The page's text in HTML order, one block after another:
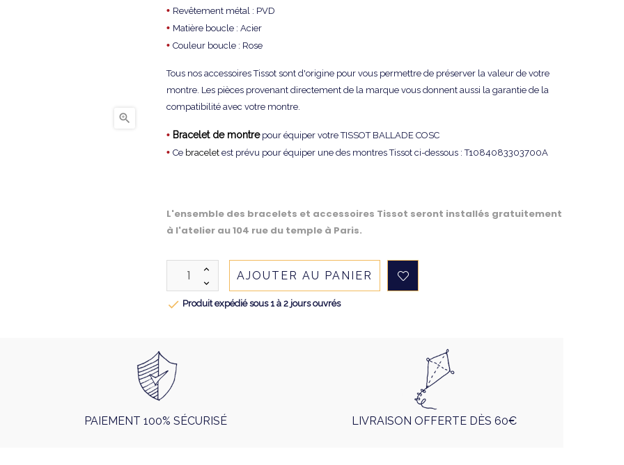

• Revêtement métal : PVD
• Matière boucle : Acier
• Couleur boucle : Rose
Tous nos accessoires Tissot sont d'origine pour vous permettre de préserver la valeur de votre
montre. Les pièces provenant directement de la marque vous donnent aussi la garantie de la
compatibilité avec votre montre.
• Bracelet de montrepour équiper votre TISSOT BALLADE COSC
• Ce bracelet est prévu pour équiper une des montres Tissot ci-dessous : T1084083303700A
L'ensemble des bracelets et accessoires Tissot seront installés gratuitement
à l'atelier au 104 rue du temple à Paris.
AJOUTER AU PANIER
 Produit expédié sous 1 à 2 jours ouvrés
PAIEMENT 100% SÉCURISÉ LIVRAISON OFFERTE DÈS 60€